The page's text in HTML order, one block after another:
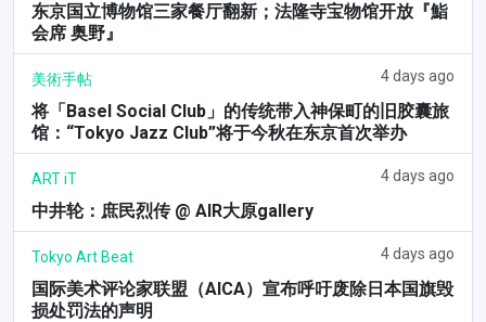
东京国立博物馆三家餐厅翻新；法隆寺宝物馆开放『鮨
会席 奥野』
美術手帖 4 days ago
将「Basel Social Club」的传统带入神保町的旧胶囊旅
馆：“Tokyo Jazz Club”将于今秋在东京首次举办
ART iT 4 days ago
中井轮：庶民烈传 @ AIR大原gallery
Tokyo Art Beat 4 days ago
国际美术评论家联盟（AICA）宣布呼吁废除日本国旗毁
损处罚法的声明